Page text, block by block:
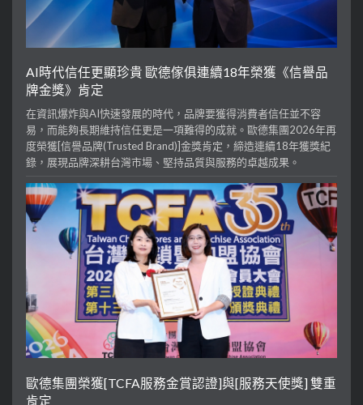
AI時代信任更顯珍貴 歐德傢俱連續18年榮獲《信譽品
牌金獎》肯定
在資訊爆炸與AI快速發展的時代，品牌要獲得消費者信任並不容
易，而能夠長期維持信任更是一項難得的成就。歐德集團2026年再
度榮獲[信譽品牌(Trusted Brand)]金獎肯定，締造連續18年獲獎紀
錄，展現品牌深耕台灣市場、堅持品質與服務的卓越成果。
歐德集團榮獲[TCFA服務金賞認證]與[服務天使獎] 雙重
肯定